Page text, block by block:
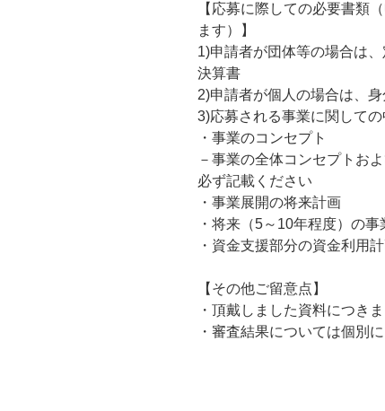
【応募に際しての必要書類
ます）】
1)申請者が団体等の場合は
決算書
2)申請者が個人の場合は、
3)応募される事業に関して
・事業のコンセプト
－事業の全体コンセプトお
必ず記載ください
・事業展開の将来計画
・将来（5～10年程度）の
・資金支援部分の資金利用
【その他ご留意点】
・頂戴しました資料につき
・審査結果については個別